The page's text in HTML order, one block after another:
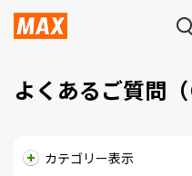
よくあるご質問（
カテゴリー表示